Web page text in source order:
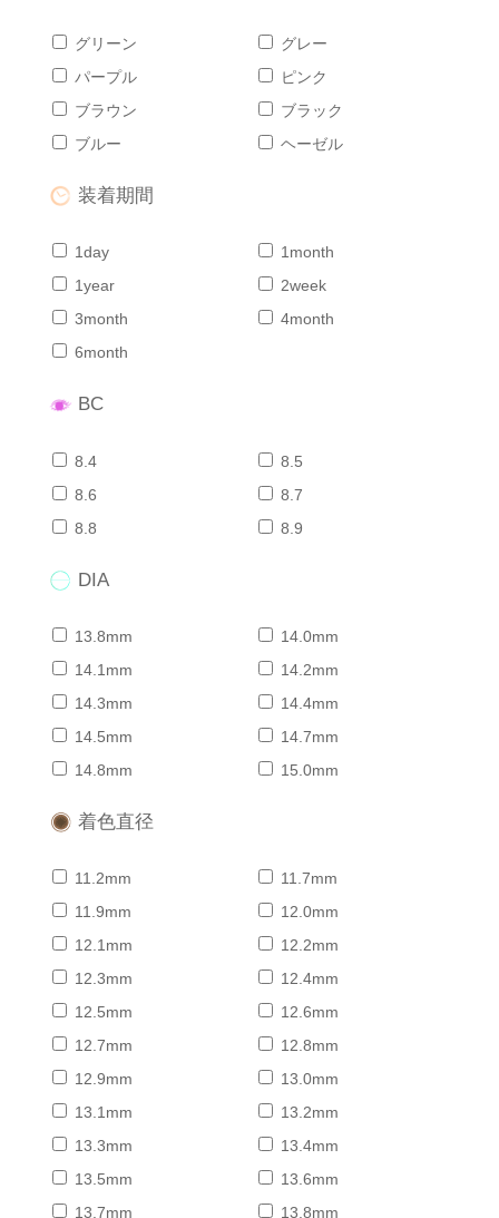
グリーン
グレー
パープル
ピンク
ブラウン
ブラック
ブルー
ヘーゼル
装着期間
1day
1month
1year
2week
3month
4month
6month
BC
8.4
8.5
8.6
8.7
8.8
8.9
DIA
13.8mm
14.0mm
14.1mm
14.2mm
14.3mm
14.4mm
14.5mm
14.7mm
14.8mm
15.0mm
着色直径
11.2mm
11.7mm
11.9mm
12.0mm
12.1mm
12.2mm
12.3mm
12.4mm
12.5mm
12.6mm
12.7mm
12.8mm
12.9mm
13.0mm
13.1mm
13.2mm
13.3mm
13.4mm
13.5mm
13.6mm
13.7mm
13.8mm